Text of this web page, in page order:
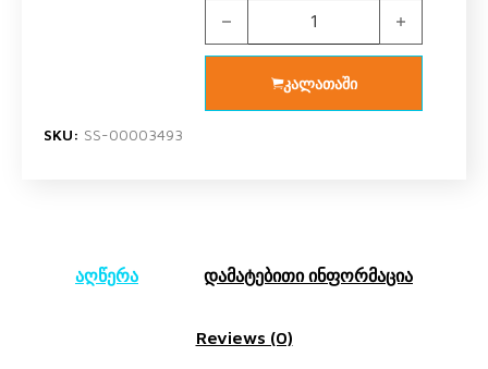
IGOR ფეხსაცმელი S10333-383
კალათაში
SKU: SS-00003493
აღწერა დამატებითი ინფორმაცია
Reviews (0)